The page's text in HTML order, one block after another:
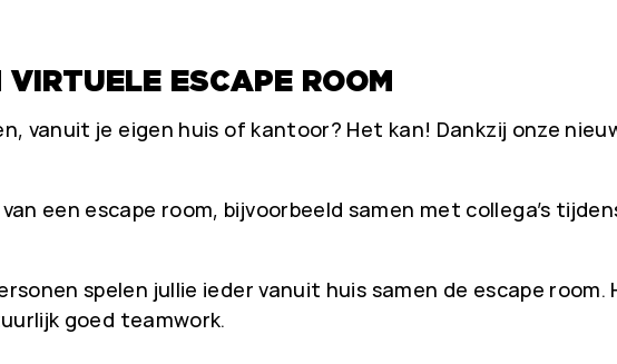
ESCAPE ROOM
vanuit je eigen huis of kantoor? Het kan! Dankzij onze
een escape room, bijvoorbeeld samen met collega’s
spelen jullie ieder vanuit huis samen de escape
goed teamwork.